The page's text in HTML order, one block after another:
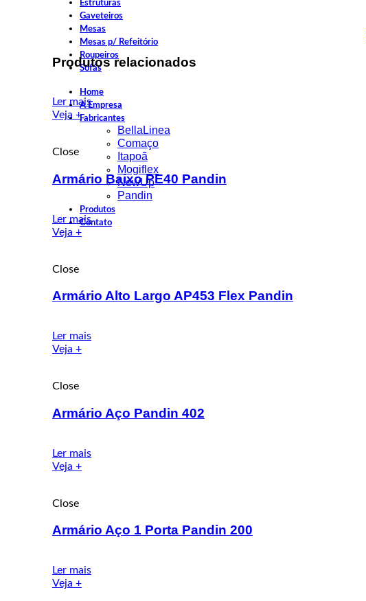
Estruturas
Gaveteiros
Mesas
Mesas p/ Refeitório
Roupeiros
Sofás
Home
A Empresa
Fabricantes
BellaLinea
Comaço
Itapoã
Mogiflex
NewUp
Pandin
Produtos
Contato
Produtos relacionados
Ler mais
Veja +
Close
Armário Baixo PE40 Pandin
Ler mais
Veja +
Close
Armário Alto Largo AP453 Flex Pandin
Ler mais
Veja +
Close
Armário Aço Pandin 402
Ler mais
Veja +
Close
Armário Aço 1 Porta Pandin 200
Ler mais
Veja +